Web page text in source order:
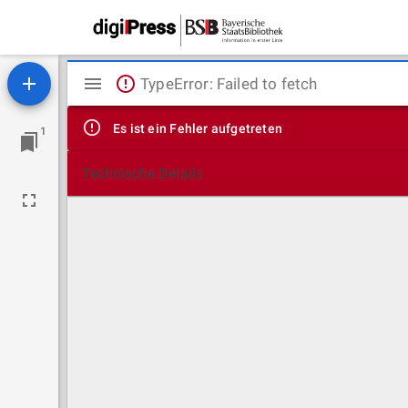
1
Mirador
Viewer
TypeError: Failed to fetch
Es ist ein Fehler aufgetreten
Technische Details